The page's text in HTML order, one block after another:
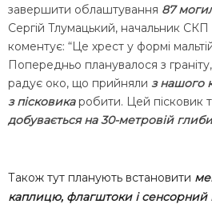
завершити облаштування 87
Сергій Тлумацький, начальник СКП
коментує: “Це хрест у формі
Попередньо планувалося з граніту,
радує око, що прийняли з нашого
з пісковикаробити. Цей пісковик
добувається на 30-метровій
Також тут планують встановити
каплицю, флагштоки і сенсорний